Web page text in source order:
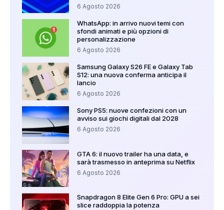
6 Agosto 2026
WhatsApp: in arrivo nuovi temi con
sfondi animati e più opzioni di
personalizzazione
6 Agosto 2026
Samsung Galaxy S26 FE e Galaxy Tab
S12: una nuova conferma anticipa il
lancio
6 Agosto 2026
Sony PS5: nuove confezioni con un
avviso sui giochi digitali dal 2028
6 Agosto 2026
GTA 6: il nuovo trailer ha una data, e
sarà trasmesso in anteprima su Netflix
6 Agosto 2026
Snapdragon 8 Elite Gen 6 Pro: GPU a sei
slice raddoppia la potenza